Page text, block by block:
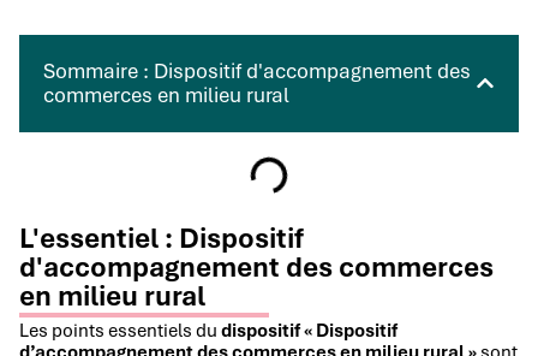
Sommaire : Dispositif d'accompagnement des
commerces en milieu rural
L'essentiel : Dispositif
d'accompagnement des commerces
en milieu rural
Les points essentiels du dispositif « Dispositif